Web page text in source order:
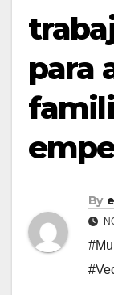
para
By